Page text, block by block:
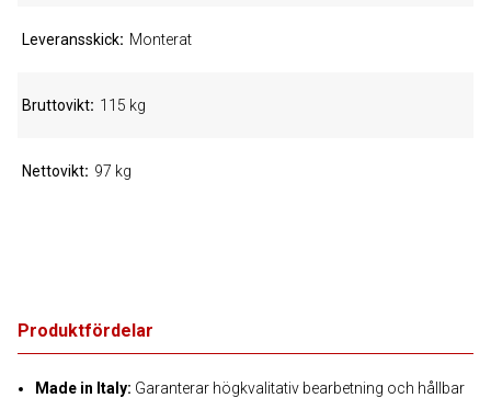
Produktfördelar
Made in Italy: Garanterar högkvalitativ bearbetning och hållbar
Leveransskick Monterat
Bruttovikt 115 kg
Nettovikt 97 kg